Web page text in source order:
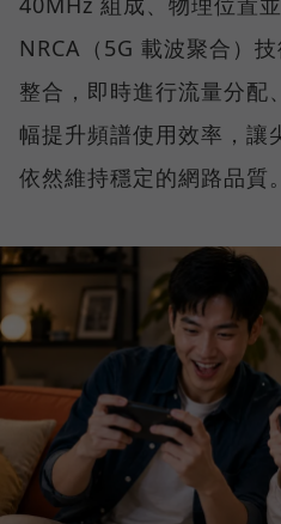
NRCA（5G 載波聚合）
整合，即時進行流量分配
幅提升頻譜使用效率，讓
依然維持穩定的網路品質。